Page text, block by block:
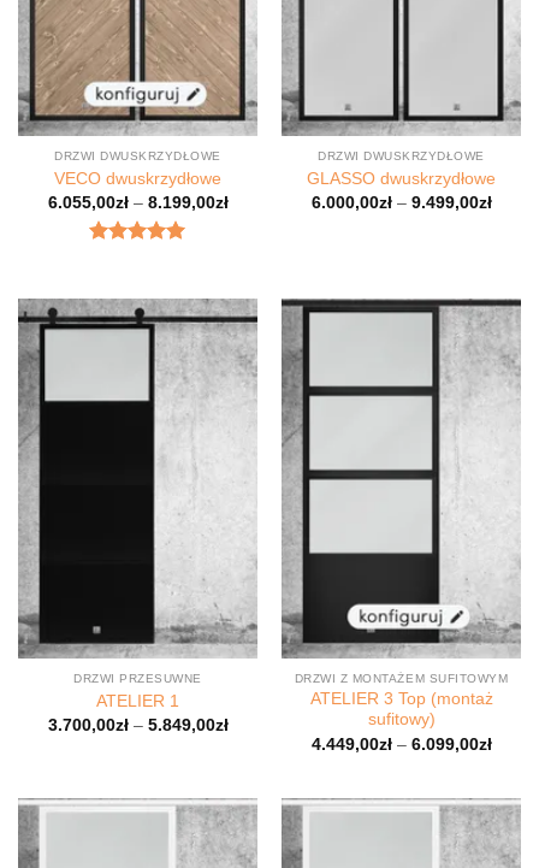
DRZWI DWUSKRZYDŁOWE
VECO dwuskrzydłowe
6.055,00zł– 8.199,00zł
DRZWI DWUSKRZYDŁOWE
GLASSO dwuskrzydłowe
6.000,00zł– 9.499,00zł
DRZWI PRZESUWNE
ATELIER 1
3.700,00zł– 5.849,00zł
DRZWI Z MONTAŻEM SUFITOWYM
ATELIER 3 Top (montaż
sufitowy)
4.449,00zł– 6.099,00zł